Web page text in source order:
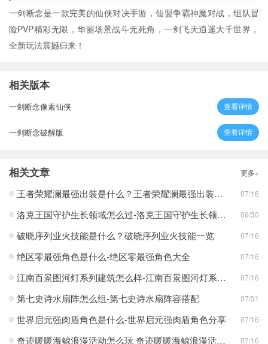
一剑断念是一款完美的仙侠对决手游，仙盟争霸神魔对战，组队冒
险PVP精彩无限，华丽场景战斗无死角，一剑飞天逍遥大千世界，
全新玩法震撼归来！
相关版本
一剑断念像素仙侠 查看详情
一剑断念破解版 查看详情
相关文章 更多+
王者荣耀澜最强出装是什么？王者荣耀澜最强出装分享 07/16
洛克王国守护生长领域怎么过-洛克王国守护生长领域通关攻略 06/30
破晓序列业火技能是什么？破晓序列业火技能一览 07/16
绝区零最强角色是什么-绝区零最强角色大全 07/16
江南百景图河灯系列建筑怎么样-江南百景图河灯系列建筑分享 07/16
第七史诗水扇阵怎么组-第七史诗水扇阵容搭配 07/31
世界启元强肉盾角色是什么-世界启元强肉盾角色分享 07/16
奇迹暖暖海鲸浪漫活动怎么玩 奇迹暖暖海鲸浪漫活动玩法一览 07/16